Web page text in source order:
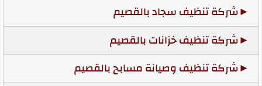
شركة تنظيف سجاد بالقصيم
شركة تنظيف خزانات بالقصيم
شركة تنظيف وصيانة مسابح بالقصيم